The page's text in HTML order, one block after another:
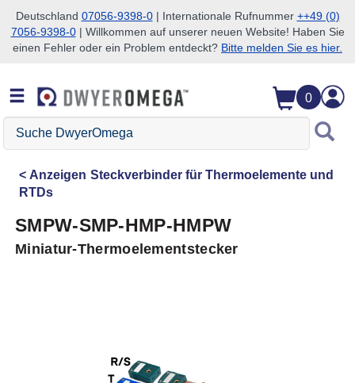
Zum Suchen überspringen
Zum Hauptinhalt überspringen
Zur Navigation überspringen
Deutschland 07056-9398-0| Internationale Rufnummer ++49 (0)
7056-9398-0| Willkommen auf unserer neuen Website! Haben Sie
einen Fehler oder ein Problem entdeckt? Bitte melden Sie es hier.
0
Suche
DwyerOmega
Anzeigen Steckverbinder für Thermoelemente und
RTDs
SMPW-SMP-HMP-HMPW
Miniatur-Thermoelementstecker